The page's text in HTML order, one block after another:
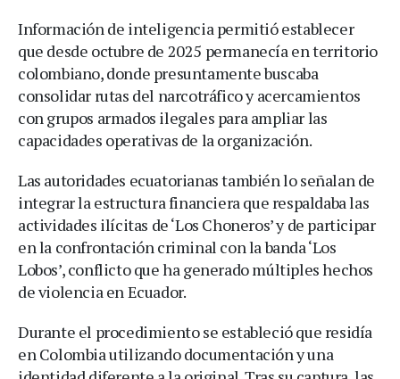
Información de inteligencia permitió establecer
que desde octubre de 2025 permanecía en territorio
colombiano, donde presuntamente buscaba
consolidar rutas del narcotráfico y acercamientos
con grupos armados ilegales para ampliar las
capacidades operativas de la organización.
Las autoridades ecuatorianas también lo señalan de
integrar la estructura financiera que respaldaba las
actividades ilícitas de ‘Los Choneros’ y de participar
en la confrontación criminal con la banda ‘Los
Lobos’, conflicto que ha generado múltiples hechos
de violencia en Ecuador.
Durante el procedimiento se estableció que residía
en Colombia utilizando documentación y una